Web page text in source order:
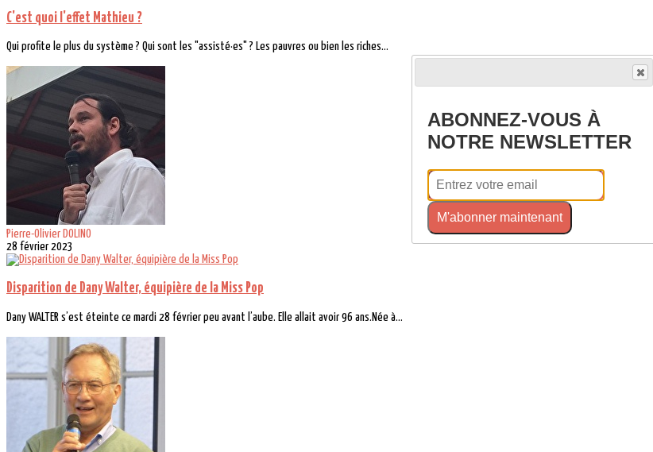
C'est quoi l'effet Mathieu ?
Qui profite le plus du système ? Qui sont les "assisté·es" ? Les pauvres ou bien les riches...
Pierre-Olivier DOLINO
28 février 2023
Disparition de Dany Walter, équipière de la Miss Pop
Dany WALTER s’est éteinte ce mardi 28 février peu avant l’aube. Elle allait avoir 96 ans.Née à...
ABONNEZ-VOUS À
NOTRE NEWSLETTER
M'abonner maintenant